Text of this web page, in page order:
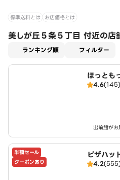
標準送料とは お店価格とは
美しが丘５条５丁目 付近の店
ランキング順 フィルター
ほっと
4.6(145)
出前館が
半額セール
クーポンあり
ピザハ
4.2(555)